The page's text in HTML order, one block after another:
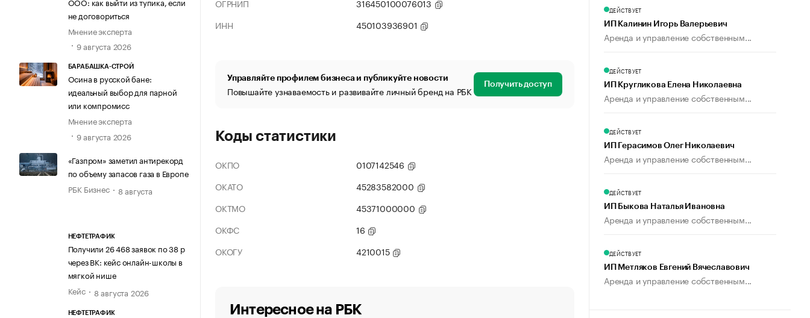
не договориться
Мнение эксперта
9 августа 2026
БАРАБАШКА-СТРОЙ
Осина в русской бане:
идеальный выбор для парной
или компромисс
Мнение эксперта
9 августа 2026
«Газпром» заметил антирекорд
по объему запасов газа в Европе
РБК Бизнес
8 августа
НЕФТЕТРАФИК
Получили 26 468 заявок по 38 р
через ВК: кейс онлайн-школы в
мягкой нише
Кейс
8 августа 2026
НЕФТЕТРАФИК
ОГРНИП
316450100076013
ИНН
450103936901
Управляйте профилем бизнеса и публикуйте новости
Повышайте узнаваемость и развивайте личный бренд на РБК Получить доступ
Коды статистики
ОКПО
0107142546
ОКАТО
45283582000
ОКТМО
45371000000
ОКФС
16
ОКОГУ
4210015
Интересное на РБК
ДЕЙСТВУЕТ
ИП Калинин Игорь Валерьевич
Аренда и управление собственным...
ДЕЙСТВУЕТ
ИП Кругликова Елена Николаевна
Аренда и управление собственным...
ДЕЙСТВУЕТ
ИП Герасимов Олег Николаевич
Аренда и управление собственным...
ДЕЙСТВУЕТ
ИП Быкова Наталья Ивановна
Аренда и управление собственным...
ДЕЙСТВУЕТ
ИП Метляков Евгений Вячеславович
Аренда и управление собственным...